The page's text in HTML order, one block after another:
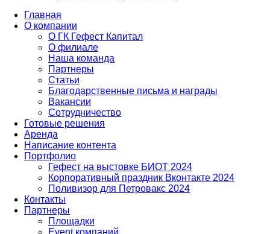
Главная
О компании
О ГК Гефест Капитал
О филиале
Наша команда
Партнеры
Статьи
Благодарственные письма и награды
Вакансии
Сотрудничество
Готовые решения
Аренда
Написание контента
Портфолио
Гефест на выстовке БИОТ 2024
Корпоративный праздник Вконтакте 2024
Поливизор для Петровакс 2024
Контакты
Партнеры
Площадки
Event компаний